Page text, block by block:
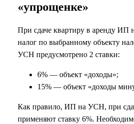
«упрощенке»
При сдаче квартиру в аренду ИП
налог по выбранному объекту
УСН предусмотрено 2 ставки:
6% — объект «доходы»;
15% — объект «доходы
Как правило, ИП на УСН, при
применяют ставку 6%.